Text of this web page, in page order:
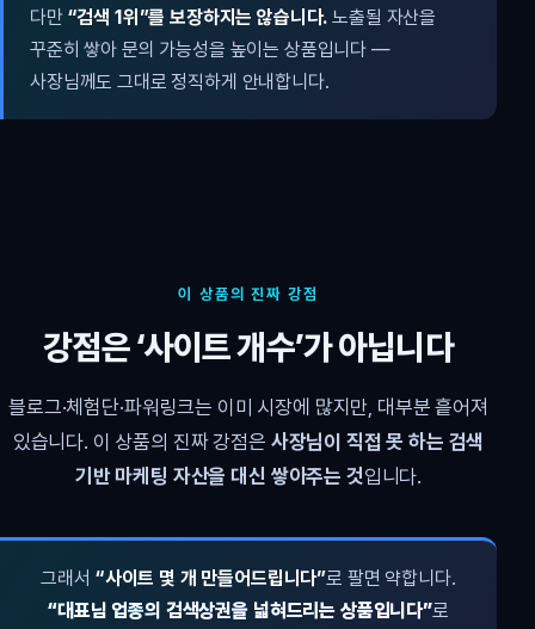
다만 “검색 1위”를 보장하지는 않습니다. 노출될 자산을
꾸준히 쌓아 문의 가능성을 높이는 상품입니다 —
사장님께도 그대로 정직하게 안내합니다.
이 상품의 진짜 강점
강점은 ‘사이트 개수’가 아닙니다
블로그·체험단·파워링크는 이미 시장에 많지만, 대부분 흩어져
있습니다. 이 상품의 진짜 강점은 사장님이 직접 못 하는 검색
기반 마케팅 자산을 대신 쌓아주는 것입니다.
그래서 “사이트 몇 개 만들어드립니다”로 팔면 약합니다.
“대표님 업종의 검색상권을 넓혀드리는 상품입니다”로